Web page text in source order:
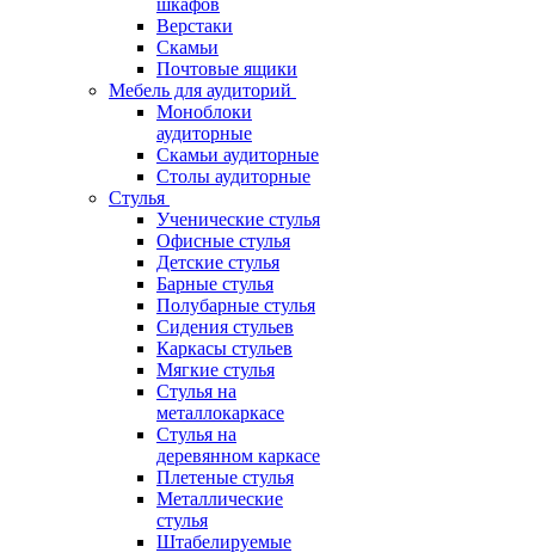
шкафов
Верстаки
Скамьи
Почтовые ящики
Мебель для аудиторий
Моноблоки
аудиторные
Скамьи аудиторные
Столы аудиторные
Стулья
Ученические стулья
Офисные стулья
Детские стулья
Барные стулья
Полубарные стулья
Сидения стульев
Каркасы стульев
Мягкие стулья
Стулья на
металлокаркасе
Стулья на
деревянном каркасе
Плетеные стулья
Металлические
стулья
Штабелируемые